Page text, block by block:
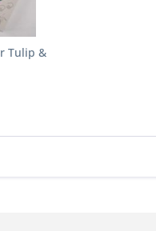
Tulip &